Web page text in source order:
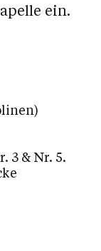
ein.
3 & Nr. 5.